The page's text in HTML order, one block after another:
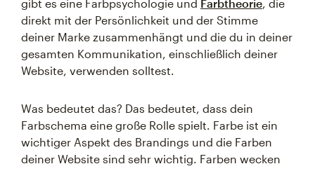
gibt es eine Farbpsychologie und Farbtheorie, die
direkt mit der Persönlichkeit und der Stimme
deiner Marke zusammenhängt und die du in deiner
gesamten Kommunikation, einschließlich deiner
Website, verwenden solltest.
Was bedeutet das? Das bedeutet, dass dein
Farbschema eine große Rolle spielt. Farbe ist ein
wichtiger Aspekt des Brandings und die Farben
deiner Website sind sehr wichtig. Farben wecken